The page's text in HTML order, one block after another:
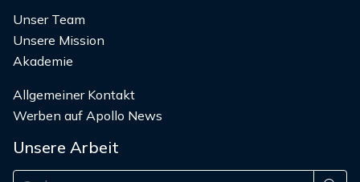
Unser Team
Unsere Mission
Akademie
Allgemeiner Kontakt
Werben auf Apollo News
Unsere Arbeit